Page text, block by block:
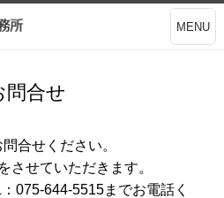
MENU
問合せ
合せください。
させていただきます。
075-644-5515までお電話く